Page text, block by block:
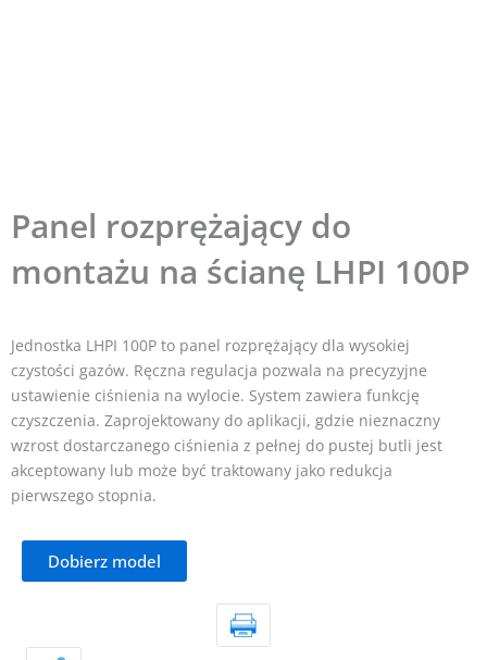
Panel rozprężający do
montażu na ścianę LHPI 100P
Jednostka LHPI 100P to panel rozprężający dla wysokiej
czystości gazów. Ręczna regulacja pozwala na precyzyjne
ustawienie ciśnienia na wylocie. System zawiera funkcję
czyszczenia. Zaprojektowany do aplikacji, gdzie nieznaczny
wzrost dostarczanego ciśnienia z pełnej do pustej butli jest
akceptowany lub może być traktowany jako redukcja
pierwszego stopnia.
Dobierz model